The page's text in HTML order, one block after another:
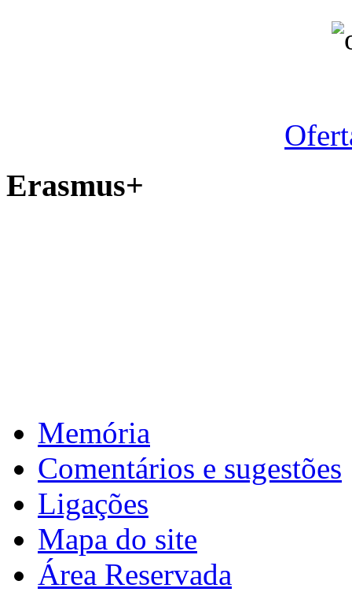
Erasmus+
Memória
Comentários e sugestões
Ligações
Mapa do site
Área Reservada